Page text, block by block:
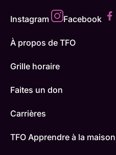
Instagram Facebook
À propos de TFO
Grille horaire
Faites un don
Carrières
TFO Apprendre à la maison